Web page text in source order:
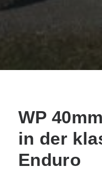
WP
in der
Enduro